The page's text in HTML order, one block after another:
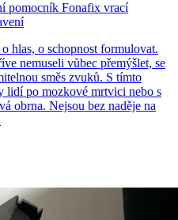
pomocník Fonafix vrací
hlas, o schopnost formulovat.
nemuseli vůbec přemýšlet, se
směs zvuků. S tímto
lidí po mozkové mrtvici nebo s
obrna. Nejsou bez naděje na